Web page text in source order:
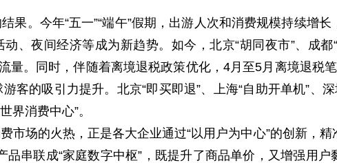
。今年“五一”“端午”假期，出游人次和消费规模持续增
、夜间经济等成为新趋势。如今，北京“胡同夜市”、成都
量。同时，伴随着离境退税政策优化，4月至5月离境退税
的吸引力提升。北京“即买即退”、上海“自助开单机”、深
界消费中心”。
场的火热，正是各大企业通过“以用户为中心”的创新，精
串联成“家庭数字中枢”，既提升了商品单价，又增强用